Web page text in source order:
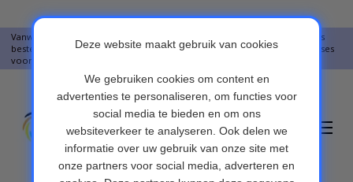
Vanwege vakantie worden er op moment geen pakketjes verstuurd. Alles
bestellingen vanaf 09-07-2026 word op 10-08-2026 verzonden. Onze excuses
voor het ongemak. Bedankt voor u begrip.
Verlanglijst